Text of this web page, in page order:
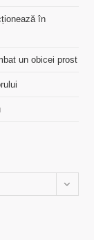
în
un obicei prost